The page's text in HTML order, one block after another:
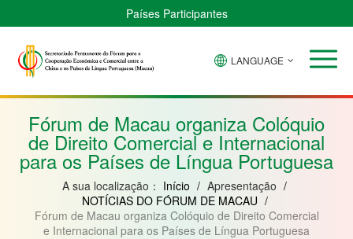
Países Participantes
Verde
Bissau
Guiné
Moçambique
LANGUAGE
Fórum de Macau organiza Colóquio
de Direito Comercial e Internacional
para os Países de Língua Portuguesa
A sua localização： Início / Apresentação /
NOTÍCIAS DO FÓRUM DE MACAU /
Fórum de Macau organiza Colóquio de Direito Comercial
e Internacional para os Países de Língua Portuguesa